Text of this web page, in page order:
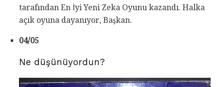
tarafından En İyi Yeni Zeka Oyunu kazandı. Halka
açık oyuna dayanıyor, Başkan.
04/05
Ne düşünüyordun?